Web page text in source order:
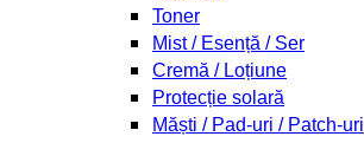
Toner
Mist / Esență / Ser
Cremă / Loțiune
Protecție solară
Măști / Pad-uri / Patch-uri